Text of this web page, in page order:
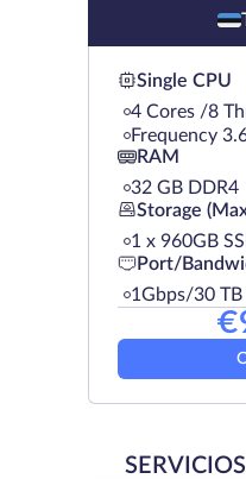
Single CPU
4 Cores /8
Frequency
RAM
32 GB DDR4
Storage
1 х 960GB
Port/
1Gbps/30 TB
€